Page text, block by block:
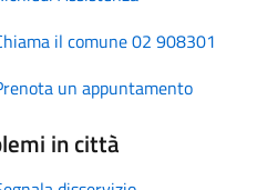
il comune 02 908301
un appuntamento
in città